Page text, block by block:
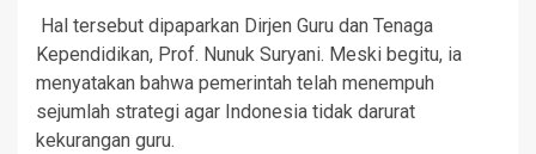
Hal tersebut dipaparkan Dirjen Guru dan Tenaga
Kependidikan, Prof. Nunuk Suryani. Meski begitu, ia
menyatakan bahwa pemerintah telah menempuh
sejumlah strategi agar Indonesia tidak darurat
kekurangan guru.